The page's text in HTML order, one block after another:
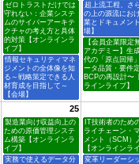
25
ゼロトラストだけでは
守れない：企業システ
ムのサイバーアーキテ
クチャの考え方と具体
的対策【オンラインラ
イブ】
超上流工程、さ
の上の源流にお
業とドキュメン
場】
情報セキュリティマネ
ジメントの全体像を知
る～戦略策定できる人
材育成を目指して～
【会場】
【会員企業限定
アカデミー】生
代の「原点回帰
ータ品質・要件
BCPの再設計〜
ラインライブ】
製造業向け収益向上の
ための原価管理システ
ム構築【オンラインラ
イブ】
IT技術者のため
ライチェーン・
メント（SCM）
【オンラインラ
実務で使えるデータ分
変革リーダーシ